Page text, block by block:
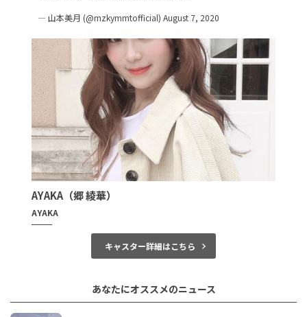
— 山本美月 (@mzkymmtofficial) August 7, 2020
AYAKA（郷 綾華）
AYAKA
キャスター詳細はこちら
あなたにオススメのニュース